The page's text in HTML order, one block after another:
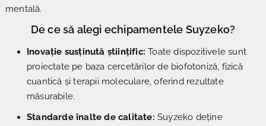
mentală.
De ce să alegi echipamentele Suyzeko?
Inovație susținută științific: Toate dispozitivele sunt
proiectate pe baza cercetărilor de biofotoniză, fizică
cuantică și terapii moleculare, oferind rezultate
măsurabile.
Standarde înalte de calitate: Suyzeko deține